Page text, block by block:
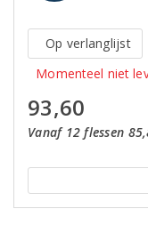
Op verlanglijst
Momenteel niet
93,60
Vanaf 12 flessen